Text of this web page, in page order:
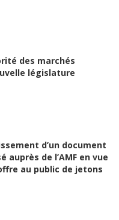
des marchés
législature
d’un document
de l’AMF en vue
au public de jetons